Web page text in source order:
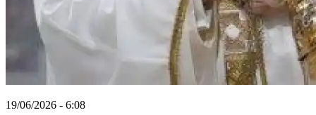
19/06/2026 - 6:08